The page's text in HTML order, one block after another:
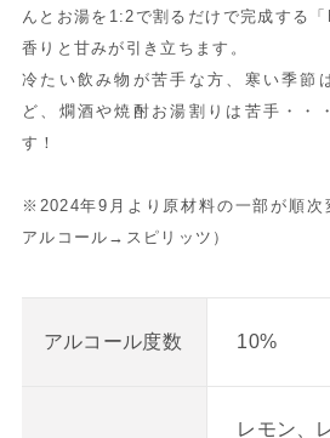
んとお湯を1:2で割るだけで完成する「
香りと甘みが引き立ちます。
冷たい飲み物が苦手な方、寒い季節
ど、燗酒や焼酎お湯割りは苦手・・
す！
※2024年9月より原材料の一部が順次
アルコール→スピリッツ）
アルコール度数 10%
レモン、